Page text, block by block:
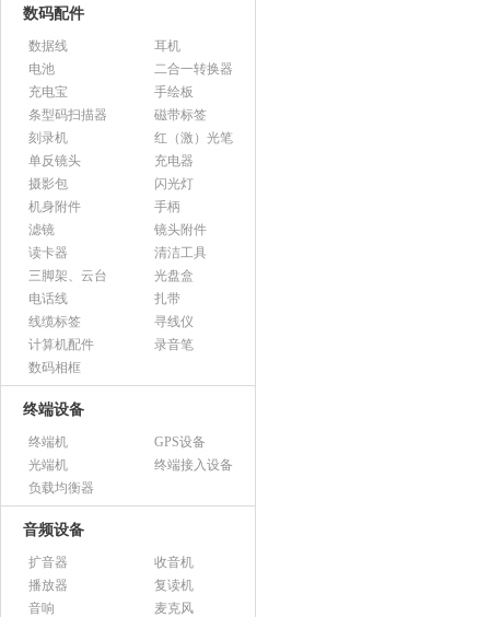
数码配件
数据线
耳机
电池
二合一转换器
充电宝
手绘板
条型码扫描器
磁带标签
刻录机
红（激）光笔
单反镜头
充电器
摄影包
闪光灯
机身附件
手柄
滤镜
镜头附件
读卡器
清洁工具
三脚架、云台
光盘盒
电话线
扎带
线缆标签
寻线仪
计算机配件
录音笔
数码相框
终端设备
终端机
GPS设备
光端机
终端接入设备
负载均衡器
音频设备
扩音器
收音机
播放器
复读机
音响
麦克风